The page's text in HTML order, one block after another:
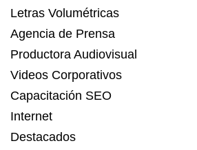
Letras Volumétricas
Agencia de Prensa
Productora Audiovisual
Videos Corporativos
Capacitación SEO
Internet
Destacados